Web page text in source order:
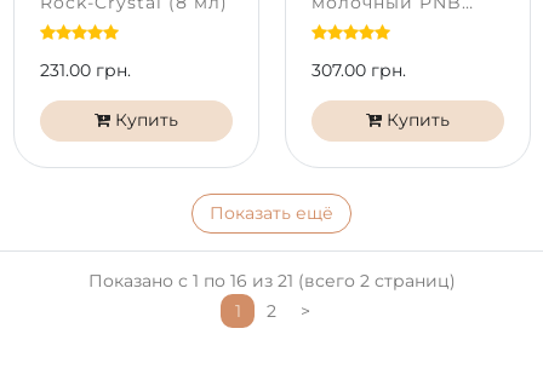
231.00 грн.
Купить
Milky Way (15 мл)
307.00 грн.
Купить
Показать ещё
Показано с 1 по 16 из 21 (всего 2 страниц)
1
2 >